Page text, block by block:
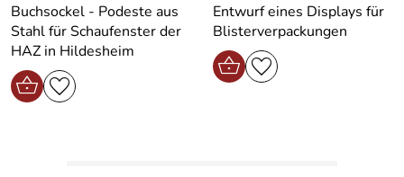
Buchsockel - Podeste aus
Stahl für Schaufenster der
HAZ in Hildesheim
Entwurf eines Displays für
Blisterverpackungen